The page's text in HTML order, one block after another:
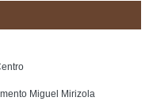
Miguel Mirizola